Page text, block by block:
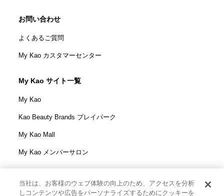
お問い合わせ
よくあるご質問
My Kao カスタマーセンター
My Kao サイト一覧
My Kao
Kao Beauty Brands プレイパーク
My Kao Mall
My Kao メンバーサロン
当社は、お客様のウェブ体験の向上のため、アクセスを分析
しコンテンツや広告をパーソナライズするためにクッキーを